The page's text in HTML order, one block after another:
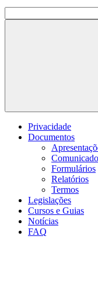
Privacidade
Documentos
Formulários
Relatórios
Termos
Legislações
Cursos e Guias
Notícias
FAQ